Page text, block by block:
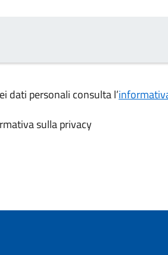
dati personali consulta l’
sulla privacy